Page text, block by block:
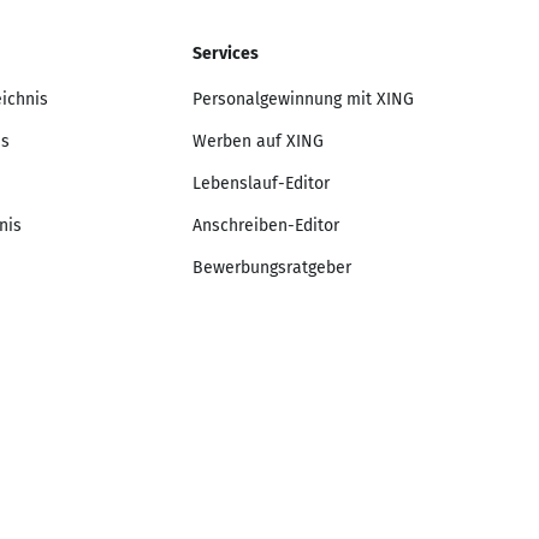
Services
Personalgewinnung mit XING
Werben auf XING
Lebenslauf-Editor
Anschreiben-Editor
Bewerbungsratgeber